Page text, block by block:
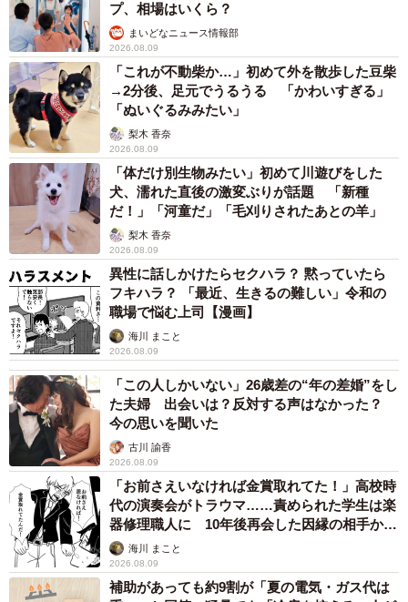
7/15
仲良くニャルソック中！（左から）るるさん、先住猫・つくしちゃん
（画像提供：あるくきくらげさん）
一方で、家族との距離感にも特徴があります。
「元気いっぱい過ぎて猫たちには敬遠されがちな娘です
が、なぜか一番懐いているのがるるさんです。普段は聞い
たことのないような甘え声を出して、たっぷり甘やかして
もらっているーーそんなところも、るるさんの不思議で愛
らしい魅力です」
その不思議な性格も含め、愛おしくてたまらないと飼い主
プ、相場はいくら？
まいどなニュース情報部
2026.08.09
「これが不動柴か…」初めて外を散歩した豆柴
→2分後、足元でうるうる 「かわいすぎる」
「ぬいぐるみみたい」
梨木 香奈
2026.08.09
「体だけ別生物みたい」初めて川遊びをした
犬、濡れた直後の激変ぶりが話題 「新種
だ！」「河童だ」「毛刈りされたあとの羊」
梨木 香奈
2026.08.09
異性に話しかけたらセクハラ？ 黙っていたら
フキハラ？ 「最近、生きるの難しい」令和の
職場で悩む上司【漫画】
海川 まこと
2026.08.09
「この人しかいない」26歳差の“年の差婚”をし
た夫婦 出会いは？反対する声はなかった？
今の思いを聞いた
古川 諭香
2026.08.09
「お前さえいなければ金賞取れてた！」高校時
代の演奏会がトラウマ……責められた学生は楽
器修理職人に 10年後再会した因縁の相手から
思わぬ申し出【漫画】
海川 まこと
2026.08.09
補助があっても約9割が「夏の電気・ガス代は